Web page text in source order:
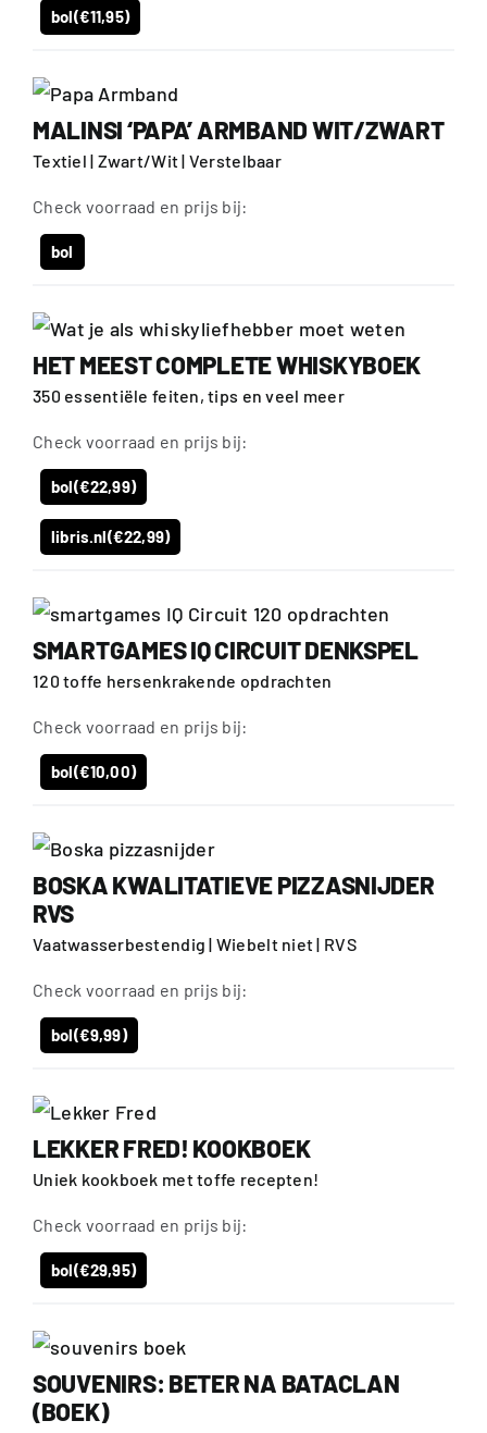
bol(€11,95)
MALINSI ‘PAPA’ ARMBAND WIT/ZWART
Textiel | Zwart/Wit | Verstelbaar
Check voorraad en prijs bij:
bol
HET MEEST COMPLETE WHISKYBOEK
350 essentiële feiten, tips en veel meer
Check voorraad en prijs bij:
bol(€22,99)
libris.nl(€22,99)
SMARTGAMES IQ CIRCUIT DENKSPEL
120 toffe hersenkrakende opdrachten
Check voorraad en prijs bij:
bol(€10,00)
BOSKA KWALITATIEVE PIZZASNIJDER
RVS
Vaatwasserbestendig | Wiebelt niet | RVS
Check voorraad en prijs bij:
bol(€9,99)
LEKKER FRED! KOOKBOEK
Uniek kookboek met toffe recepten!
Check voorraad en prijs bij:
bol(€29,95)
SOUVENIRS: BETER NA BATACLAN
(BOEK)